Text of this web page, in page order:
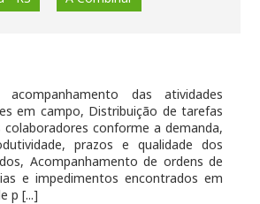
acompanhamento das atividades
em campo, Distribuição de tarefas
conforme a demanda,
prazos e qualidade dos
Acompanhamento de ordens de
e impedimentos encontrados em
p [...]